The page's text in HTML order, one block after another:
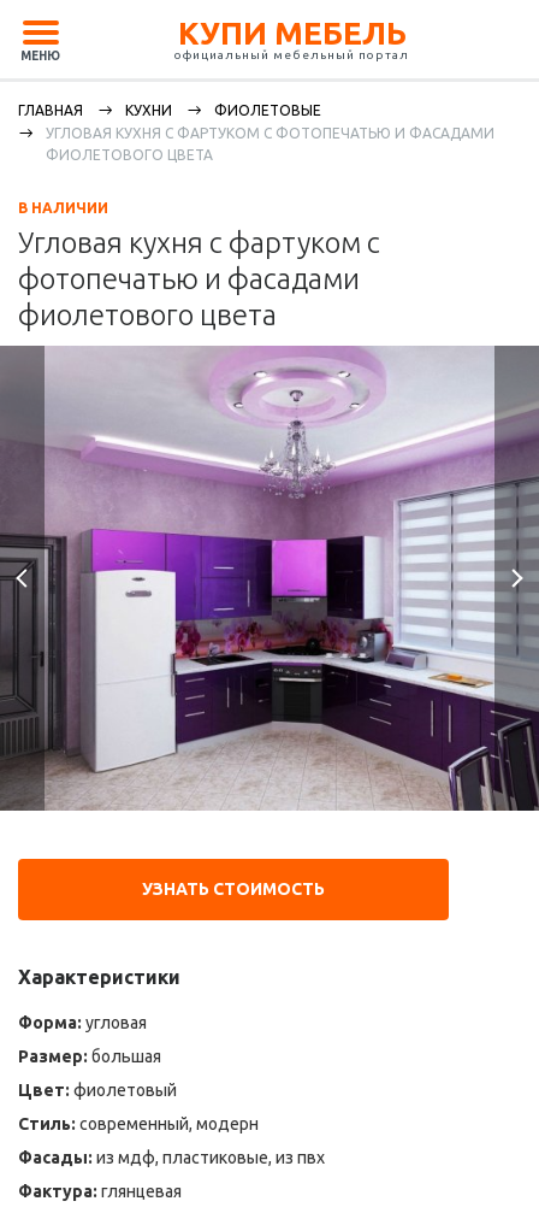
МЕНЮ
КУПИ МЕБЕЛЬ
официальный мебельный портал
ГЛАВНАЯ КУХНИ
ФИОЛЕТОВЫЕ
УГЛОВАЯ КУХНЯ С ФАРТУКОМ С ФОТОПЕЧАТЬЮ И ФАСАДАМИ
ФИОЛЕТОВОГО ЦВЕТА
В НАЛИЧИИ
Угловая кухня с фартуком с
фотопечатью и фасадами
фиолетового цвета
УЗНАТЬ СТОИМОСТЬ
Характеристики
Форма: угловая
Размер: большая
Цвет: фиолетовый
Стиль: современный, модерн
Фасады: из мдф, пластиковые, из пвх
Фактура: глянцевая